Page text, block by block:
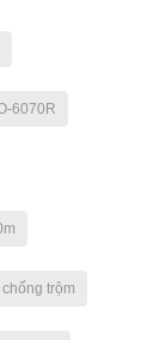
6070R
trộm